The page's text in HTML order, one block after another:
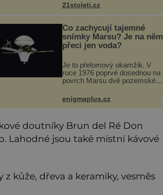
skupina lidí, kteří by si psa rádi
pořídili, ale nemohou, protože
jsou alergičtí. Jejich imu
21stoleti.cz
Co zachycují tajemné
snímky Marsu? Je na něm
přeci jen voda?
Je to přelomový okamžik. V
roce 1976 poprvé dosednou na
povrch Marsu dvě pozemské
vesmírného programu Viking,
které jsou schopny pořídit
enigmaplus.cz
doutníky Brun del Ré Don
Lahodné jsou také místní kávové
kůže, dřeva a keramiky, vesměs